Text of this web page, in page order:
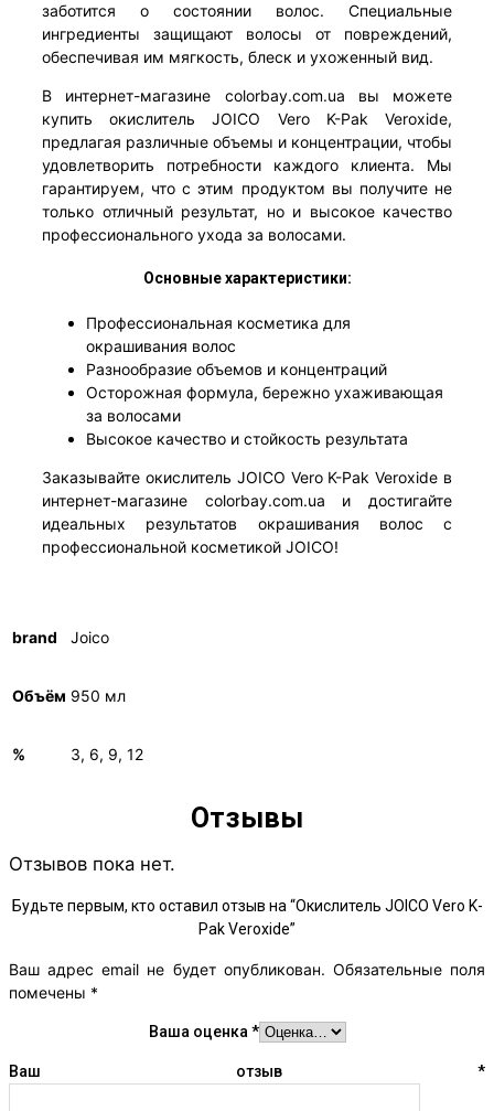
заботится о состоянии волос. Специальные
ингредиенты защищают волосы от повреждений,
обеспечивая им мягкость, блеск и ухоженный вид.
В интернет-магазине colorbay.com.ua вы можете
купить окислитель JOICO Vero K-Pak Veroxide,
предлагая различные объемы и концентрации, чтобы
удовлетворить потребности каждого клиента. Мы
гарантируем, что с этим продуктом вы получите не
только отличный результат, но и высокое качество
профессионального ухода за волосами.
Основные характеристики:
Профессиональная косметика для
окрашивания волос
Разнообразие объемов и концентраций
Осторожная формула, бережно ухаживающая
за волосами
Высокое качество и стойкость результата
Заказывайте окислитель JOICO Vero K-Pak Veroxide в
интернет-магазине colorbay.com.ua и достигайте
идеальных результатов окрашивания волос с
профессиональной косметикой JOICO!
brand Joico
Объём 950 мл
% 3, 6, 9, 12
Отзывы
Отзывов пока нет.
Будьте первым, кто оставил отзыв на “Окислитель JOICO Vero K-
Pak Veroxide”
Ваш адрес email не будет опубликован. Обязательные поля
помечены *
Ваша оценка *
Ваш отзыв *